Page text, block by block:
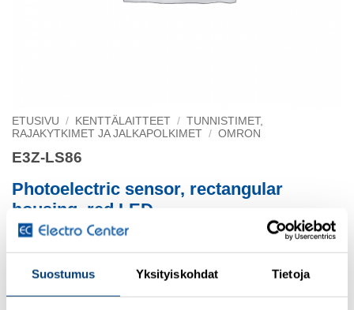
Suostumus Yksityiskohdat Tietoja
ETUSIVU / KENTTÄLAITTEET / TUNNISTIMET,
RAJAKYTKIMET JA JALKAPOLKIMET / OMRON
E3Z-LS86
Photoelectric sensor, rectangular
housing, red LED